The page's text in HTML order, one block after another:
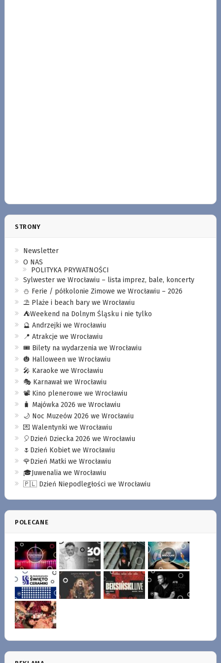
STRONY
Newsletter
O NAS
POLITYKA PRYWATNOŚCI
Sylwester we Wrocławiu – lista imprez, bale, koncerty
⛄️ Ferie / półkolonie Zimowe we Wrocławiu – 2026
⛱️ Plaże i beach bary we Wrocławiu
⛺️Weekend na Dolnym Śląsku i nie tylko
🔮 Andrzejki we Wrocławiu
📍 Atrakcje we Wrocławiu
🎟️ Bilety na wydarzenia we Wrocławiu
🎃 Halloween we Wrocławiu
🎤 Karaoke we Wrocławiu
🎭 Karnawał we Wrocławiu
📽️ Kino plenerowe we Wrocławiu
🧳 Majówka 2026 we Wrocławiu
🌙 Noc Muzeów 2026 we Wrocławiu
💌 Walentynki we Wrocławiu
🎈Dzień Dziecka 2026 we Wrocławiu
🌷Dzień Kobiet we Wrocławiu
🌹Dzień Matki we Wrocławiu
🎓Juwenalia we Wrocławiu
🇵🇱 Dzień Niepodległości we Wrocławiu
POLECANE